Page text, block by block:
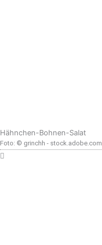
Hähnchen-Bohnen-Salat
Foto: © grinchh - stock.adobe.com